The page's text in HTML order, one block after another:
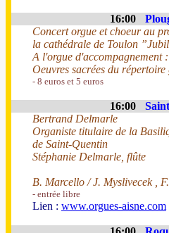
16:00
Concert orgue et choeur au
la cathédrale de Toulon
A l'orgue d'accompagnement
Oeuvres sacrées du
- 8 euros et 5 euros
16:00
Bertrand Delmarle
Organiste titulaire de la
de Saint-Quentin
Stéphanie Delmarle, flûte
B. Marcello / J. Myslivecek ,
- entrée libre
Lien : www.orgues-aisne.com